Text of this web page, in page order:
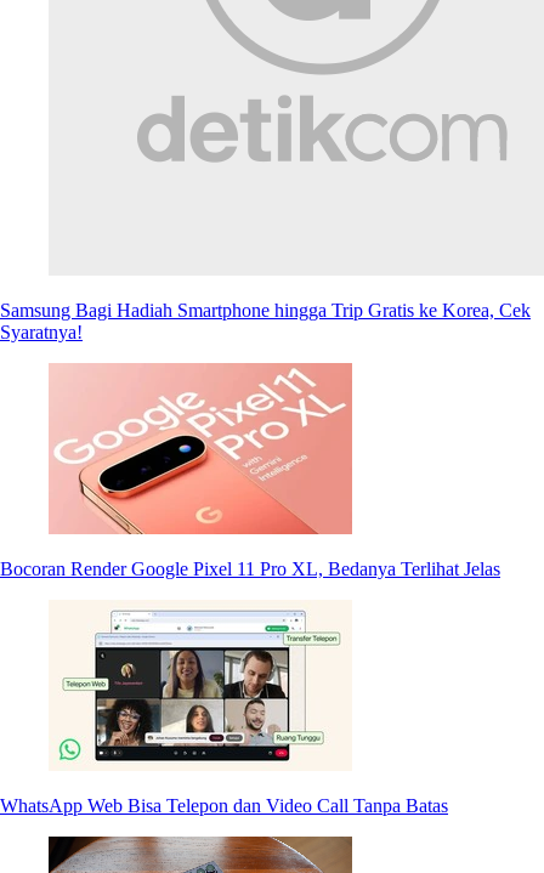
Samsung Bagi Hadiah Smartphone hingga Trip Gratis ke Korea, Cek
Syaratnya!
Bocoran Render Google Pixel 11 Pro XL, Bedanya Terlihat Jelas
WhatsApp Web Bisa Telepon dan Video Call Tanpa Batas